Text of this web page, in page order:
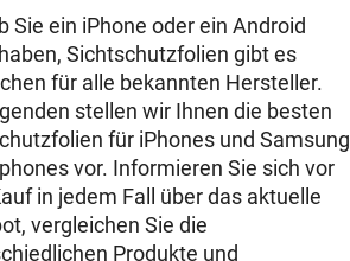
Sie ein iPhone oder ein Android
Sichtschutzfolien gibt es
für alle bekannten Hersteller.
stellen wir Ihnen die besten
für iPhones und Samsung
vor. Informieren Sie sich vor
in jedem Fall über das aktuelle
vergleichen Sie die
Produkte und